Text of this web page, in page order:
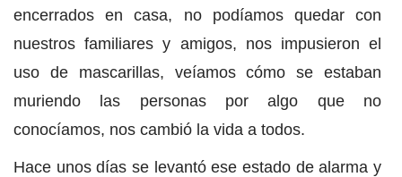
encerrados en casa, no podíamos quedar con
nuestros familiares y amigos, nos impusieron el
uso de mascarillas, veíamos cómo se estaban
muriendo las personas por algo que no
conocíamos, nos cambió la vida a todos.
Hace unos días se levantó ese estado de alarma y